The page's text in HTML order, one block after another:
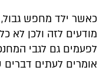
כאשר ילד מחפש
מודעים לזה ולכן לא
לפעמים גם לגבי
אומרים לעתים